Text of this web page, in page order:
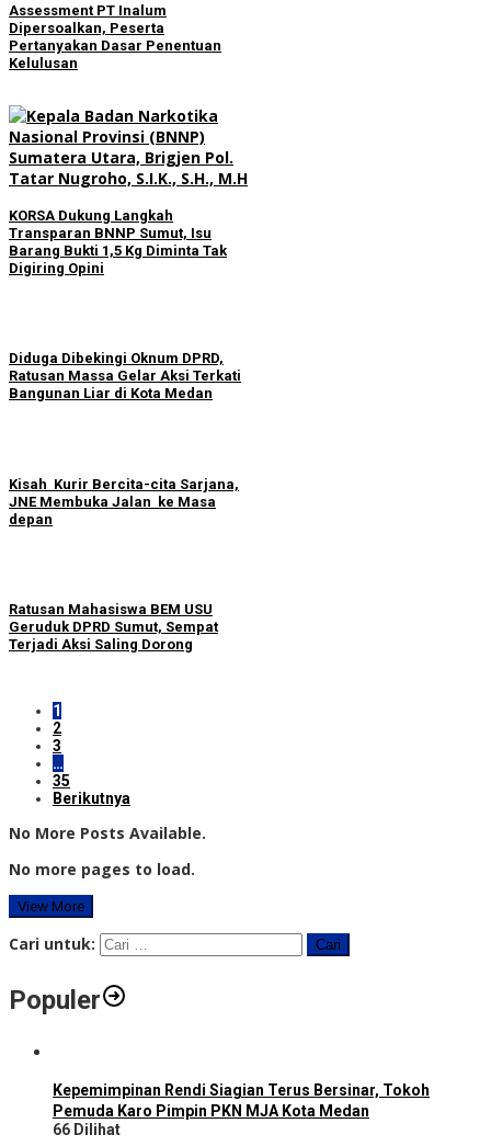
Assessment PT Inalum
Dipersoalkan, Peserta
Pertanyakan Dasar Penentuan
Kelulusan
KORSA Dukung Langkah
Transparan BNNP Sumut, Isu
Barang Bukti 1,5 Kg Diminta Tak
Digiring Opini
Diduga Dibekingi Oknum DPRD,
Ratusan Massa Gelar Aksi Terkati
Bangunan Liar di Kota Medan
Kisah Kurir Bercita-cita Sarjana,
JNE Membuka Jalan ke Masa
depan
Ratusan Mahasiswa BEM USU
Geruduk DPRD Sumut, Sempat
Terjadi Aksi Saling Dorong
1
2
3
…
35
Berikutnya
No More Posts Available.
No more pages to load.
View More
Cari untuk:
Populer
Kepemimpinan Rendi Siagian Terus Bersinar, Tokoh
Pemuda Karo Pimpin PKN MJA Kota Medan
66 Dilihat